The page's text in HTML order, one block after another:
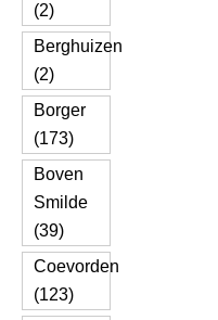
(2)
Berghuizen
(2)
Borger
(173)
Boven
Smilde
(39)
Coevorden
(123)